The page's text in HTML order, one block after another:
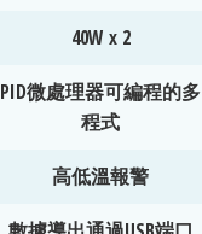
40W x 2
PID微處理器可編程的多
程式
高低溫報警